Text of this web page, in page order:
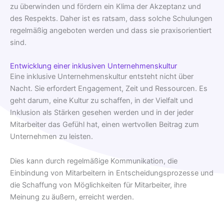
zu überwinden und fördern ein Klima der Akzeptanz und
des Respekts. Daher ist es ratsam, dass solche Schulungen
regelmäßig angeboten werden und dass sie praxisorientiert
sind.
Entwicklung einer inklusiven Unternehmenskultur
Eine inklusive Unternehmenskultur entsteht nicht über
Nacht. Sie erfordert Engagement, Zeit und Ressourcen. Es
geht darum, eine Kultur zu schaffen, in der Vielfalt und
Inklusion als Stärken gesehen werden und in der jeder
Mitarbeiter das Gefühl hat, einen wertvollen Beitrag zum
Unternehmen zu leisten.
Dies kann durch regelmäßige Kommunikation, die
Einbindung von Mitarbeitern in Entscheidungsprozesse und
die Schaffung von Möglichkeiten für Mitarbeiter, ihre
Meinung zu äußern, erreicht werden.